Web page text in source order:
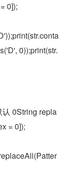
0]);
0));print(str.
0String repla
= 0]);